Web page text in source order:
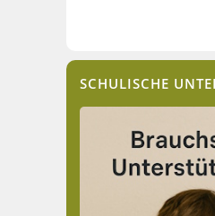
SCHULISCHE